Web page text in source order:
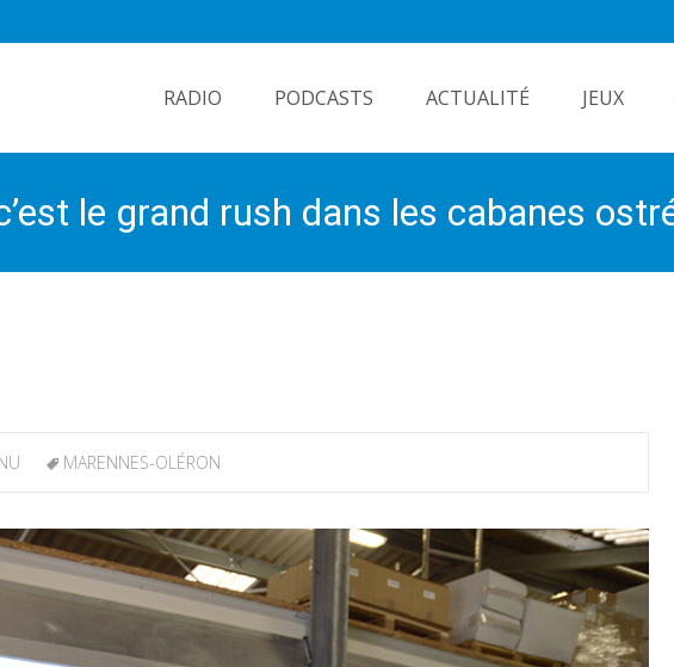
RADIO PODCASTS ACTUALITÉ JEUX
le grand rush dans les cabanes
MARENNES-OLÉRON